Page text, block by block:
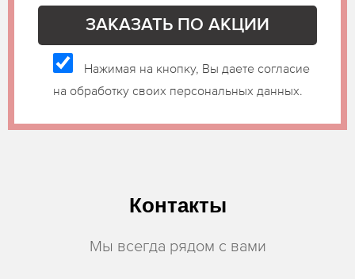
Нажимая на кнопку, Вы даете согласие
на обработку своих персональных данных.
Контакты
Мы всегда рядом с вами